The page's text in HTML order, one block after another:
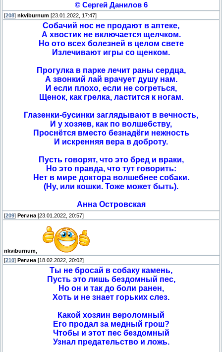
© Сергей Данилов 6
[208] nkviburnum [23.01.2022, 17:47]
Cобачий нос не продают в аптеке,
А хвостик не включается щелчком.
Но ото всех болезней в целом свете
Излечивают игры со щенком.
Прогулка в парке лечит раны сердца,
А звонкий лай врачует душу нам.
И если плохо, если не согреться,
Щенок, как грелка, ластится к ногам.
Глазенки-бусинки заглядывают в вечность,
И у хозяев, как по волшебству,
Проснётся вместо безнадёги нежность
И искренняя вера в доброту.
Пусть говорят, что это бред и враки,
Но это правда, что тут говорить:
Нет в мире доктора волшебнее собаки.
(Ну, или кошки. Тоже может быть).
Анна Островская
[209] Регина [23.01.2022, 20:57]
nkviburnum
[210] Регина [18.02.2022, 20:02]
Ты не бросай в собаку камень,
Пусть это лишь бездомный пес,
Но он и так до боли ранен,
Хоть и не знает горьких слез.
Какой хозяин вероломный
Его продал за медный грош?
Чтобы и этот пес бездомный
Узнал предательство и ложь.